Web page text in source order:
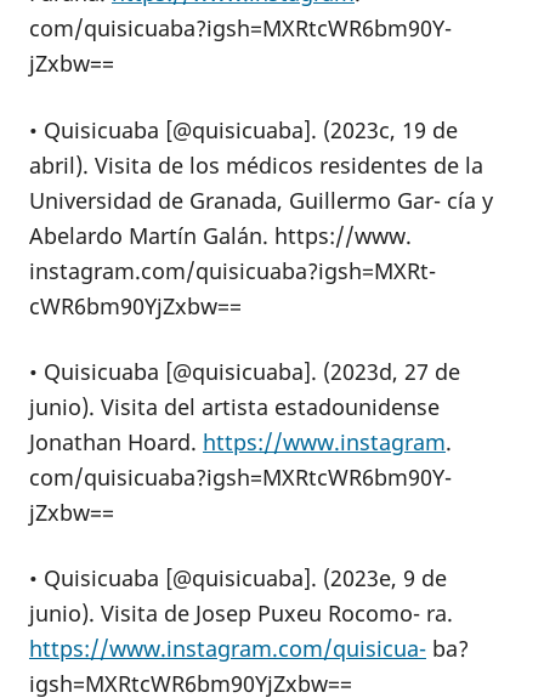
com/quisicuaba?igsh=MXRtcWR6bm90Y-
jZxbw==
• Quisicuaba [@quisicuaba]. (2023c, 19 de
abril). Visita de los médicos residentes de la
Universidad de Granada, Guillermo Gar- cía y
Abelardo Martín Galán. https://www.
instagram.com/quisicuaba?igsh=MXRt-
cWR6bm90YjZxbw==
• Quisicuaba [@quisicuaba]. (2023d, 27 de
junio). Visita del artista estadounidense
Jonathan Hoard. https://www.instagram.
com/quisicuaba?igsh=MXRtcWR6bm90Y-
jZxbw==
• Quisicuaba [@quisicuaba]. (2023e, 9 de
junio). Visita de Josep Puxeu Rocomo- ra.
https://www.instagram.com/quisicua-ba?
igsh=MXRtcWR6bm90YjZxbw==